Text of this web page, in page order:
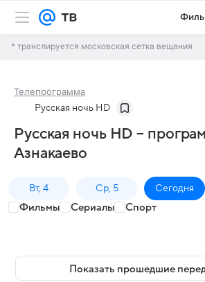
* транслируется московская сетка вещания
Телепрограмма
Русская ночь HD
Русская ночь HD –
Азнакаево
Вт, 4 Ср, 5 Сегодня
Фильмы Сериалы Спорт
Показать прошедшие